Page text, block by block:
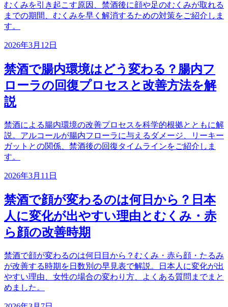
むくみを引き起こす原因、禁酒後に顔や足のむくみが取れる
までの期間、むくみを早く解消するための対策をご紹介しま
す。
2026年3月12日
禁酒で腸内環境はどう変わる？腸内フ
ローラの回復プロセスと改善方法を解
説
禁酒による腸内環境の改善プロセスを科学的根拠とともに解
説。アルコールが腸内フローラに与えるダメージ、リーキー
ガットとの関係、禁酒後の回復タイムラインをご紹介しま
す。
2026年3月11日
禁酒で顔が変わるのは何日から？日本
人に変化が出やすい理由とむくみ・赤
ら顔の改善時期
禁酒で顔が変わるのは何日目から？むくみ・赤ら顔・たるみ
が改善する時期を日数別の早見表で解説。日本人に変化が出
やすい理由、女性の場合の変わり方、よくある質問までまと
めました。